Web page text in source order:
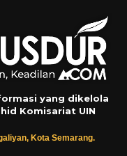
yang dikelola
Komisariat UIN
Kota Semarang.